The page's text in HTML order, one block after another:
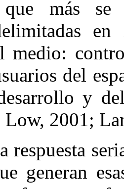
que más se
medio:
del
y
2001;
respuesta
generan